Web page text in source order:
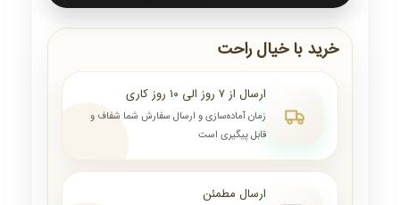
خرید با خیال راحت
ارسال از ۷ روز الی ۱۰ روز کاری
زمان آماده‌سازی و ارسال سفارش شما شفاف و
قابل پیگیری است
ارسال مطمئن